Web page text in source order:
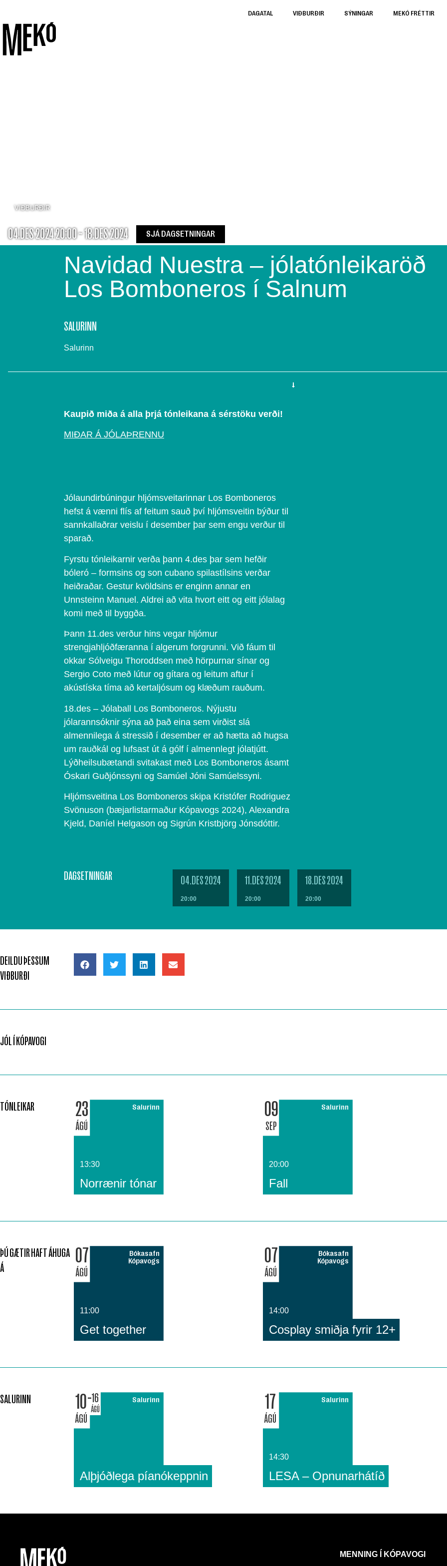
DAGATAL VIÐBURÐIR SÝNINGAR MEKÓ FRÉTTIR
VIÐBURÐIR
04.DES 2024 20:00 ~ 18.DES 2024 SJÁ DAGSETNINGAR
Navidad Nuestra – jólatónleikaröð
Los Bomboneros í Salnum
SALURINN
Salurinn
Kaupið miða á alla þrjá tónleikana á sérstöku verði!
MIÐAR Á JÓLAÞRENNU
Jólaundirbúningur hljómsveitarinnar Los Bomboneros
hefst á vænni flís af feitum sauð því hljómsveitin býður til
sannkallaðrar veislu í desember þar sem engu verður til
sparað.
Fyrstu tónleikarnir verða þann 4.des þar sem hefðir
bóleró – formsins og son cubano spilastílsins verðar
heiðraðar. Gestur kvöldsins er enginn annar en
Unnsteinn Manuel. Aldrei að vita hvort eitt og eitt jólalag
komi með til byggða.
Þann 11.des verður hins vegar hljómur
strengjahljóðfæranna í algerum forgrunni. Við fáum til
okkar Sólveigu Thoroddsen með hörpurnar sínar og
Sergio Coto með lútur og gítara og leitum aftur í
akústíska tíma að kertaljósum og klæðum rauðum.
18.des – Jólaball Los Bomboneros. Nýjustu
jólarannsóknir sýna að það eina sem virðist slá
almennilega á stressið í desember er að hætta að hugsa
um rauðkál og lufsast út á gólf í almennlegt jólatjútt.
Lýðheilsubætandi svitakast með Los Bomboneros ásamt
Óskari Guðjónssyni og Samúel Jóni Samúelssyni.
Hljómsveitina Los Bomboneros skipa Kristófer Rodriguez
Svönuson (bæjarlistarmaður Kópavogs 2024), Alexandra
Kjeld, Daníel Helgason og Sigrún Kristbjörg Jónsdóttir.
DAGSETNINGAR 04.DES 2024
20:00
11.DES 2024
20:00
18.DES 2024
20:00
DEILDU ÞESSUM
VIÐBURÐI
JÓL Í KÓPAVOGI
TÓNLEIKAR 23
ÁGÚ
Salurinn
13:30
Norrænir tónar
09
SEP
Salurinn
20:00
Fall
ÞÚ GÆTIR HAFT ÁHUGA
Á
07
ÁGÚ
Bókasafn
Kópavogs
11:00
Get together
07
ÁGÚ
Bókasafn
Kópavogs
14:00
Cosplay smiðja fyrir 12+
SALURINN 10
ÁGÚ
16
ÁGÚ
Salurinn
Alþjóðlega píanókeppnin
17
ÁGÚ
Salurinn
14:30
LESA – Opnunarhátíð
MENNING Í KÓPAVOGI